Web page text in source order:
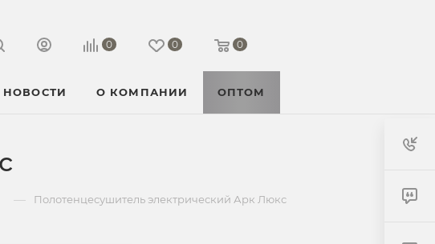
0 0 0
НОВОСТИ О КОМПАНИИ ОПТОМ
— Полотенцесушитель электрический Арк Люкс